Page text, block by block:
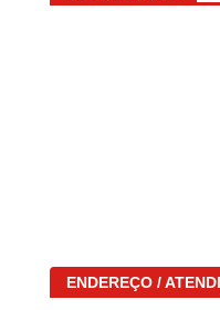
ENDEREÇO /